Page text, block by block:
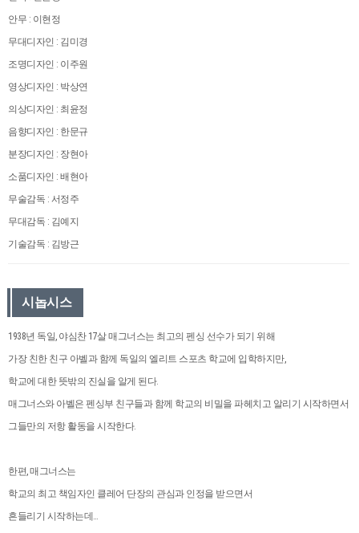
안무 : 이현정
무대디자인 : 김미경
조명디자인 : 이주원
영상디자인 : 박상연
의상디자인 : 최윤정
음향디자인 : 한문규
분장디자인 : 장현아
소품디자인 : 배현아
무술감독 : 서정주
무대감독 : 김예지
기술감독 : 김방근
시놉시스
1938년 독일, 야심찬 17살 매그너스는 최고의 펜싱 선수가 되기 위해
가장 친한 친구 아벨과 함께 독일의 엘리트 스포츠 학교에 입학하지만,
학교에 대한 뜻밖의 진실을 알게 된다.
매그너스와 아벨은 펜싱부 친구들과 함께 학교의 비밀을 파헤치고 알리기 시작하면서
그들만의 저항 활동을 시작한다.
한편, 매그너스는
학교의 최고 책임자인 클레어 단장의 관심과 인정을 받으면서
흔들리기 시작하는데…